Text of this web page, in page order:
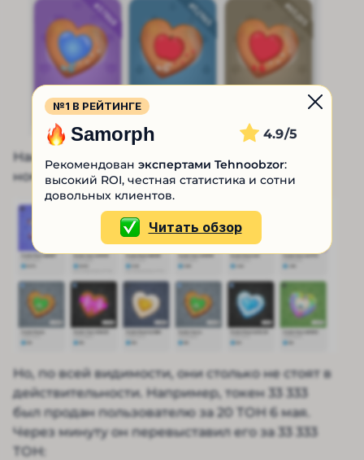
Наибольшая цена в ТОН у токенов под
номерами 84 397 и 33 333:
Но, по всей видимости, они столько не стоят в
действительности. Например, токен 33 333
был продан пользователю за 20 ТОН 6 мая.
Через минуту он перевыставил его за 33 333
ТОН:
№1 В РЕЙТИНГЕ
Samorph 4.9
Рекомендован экспертами Tehnoobzor:
высокий ROI, честная статистика и сотни
довольных клиентов.
Читать обзор